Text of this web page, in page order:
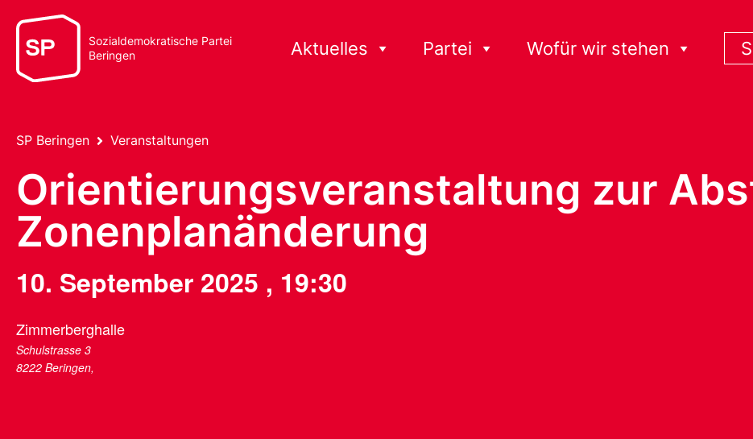
Sozialdemokratische Partei
Beringen
Aktuelles Partei Wofür wir stehen
SP Beringen Veranstaltungen
Orientierungsveranstaltung zur
Zonenplanänderung
10. September 2025 , 19:30
Zimmerberghalle
Schulstrasse 3
8222 Beringen,